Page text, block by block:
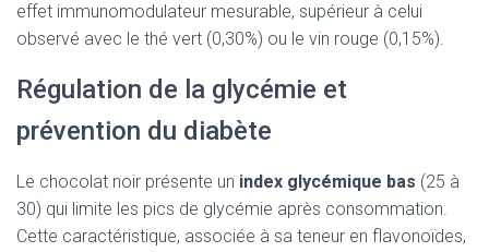
effet immunomodulateur mesurable, supérieur à celui
observé avec le thé vert (0,30%) ou le vin rouge (0,15%).
Régulation de la glycémie et
prévention du diabète
Le chocolat noir présente un index glycémique bas (25 à
30) qui limite les pics de glycémie après consommation.
Cette caractéristique, associée à sa teneur en flavonoïdes,